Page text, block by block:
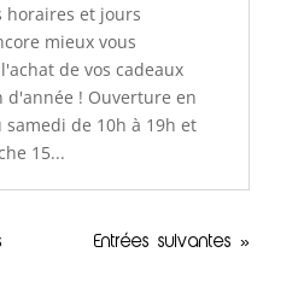
horaires et jours
mieux vous
de vos cadeaux
d'année ! Ouverture en
de 10h à 19h et
15...
Entrées suivantes »